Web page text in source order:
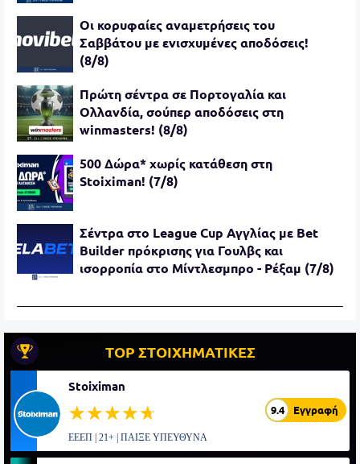
Oι κορυφαίες αναμετρήσεις του
Σαββάτου με ενισχυμένες αποδόσεις!
(8/8)
Πρώτη σέντρα σε Πορτογαλία και
Ολλανδία, σούπερ αποδόσεις στη
winmasters! (8/8)
500 Δώρα* χωρίς κατάθεση στη
Stoiximan! (7/8)
Σέντρα στο League Cup Αγγλίας με Bet
Builder πρόκρισης για Γουλβς και
ισορροπία στο Μίντλεσμπρο - Ρέξαμ (7/8)
TOP ΣΤΟΙΧΗΜΑΤΙΚΕΣ
Stoiximan
☆☆☆☆☆
★★★★★ 9.4 Εγγραφή
ΕΕΕΠ | 21+ | ΠΑΙΞΕ ΥΠΕΥΘΥΝΑ